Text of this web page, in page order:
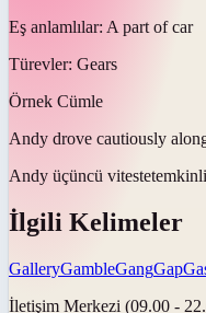
Eş anlamlılar: A part of car
Türevler: Gears
Örnek Cümle
Andy drove cautiously
Andy üçüncü viteste
İlgili Kelimeler
GalleryGambleGangGap
İletişim Merkezi (09.00 -